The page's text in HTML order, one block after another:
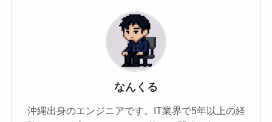
なんくる
沖縄出身のエンジニアです。IT業界で5年以上の経